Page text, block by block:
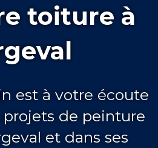
toiture à
est à votre écoute
projets de peinture
et dans ses